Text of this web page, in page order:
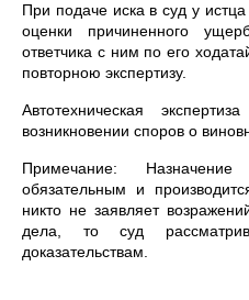
При подаче иска в суд у
оценки причиненного
ответчика с ним по его
повторною экспертизу.
Автотехническая
возникновении споров о
Примечание:
обязательным и
никто не заявляет
дела, то суд
доказательствам.